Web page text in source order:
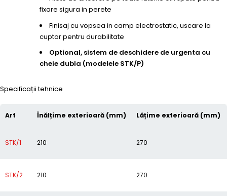
fixare sigura in perete
Finisaj cu vopsea in camp electrostatic, uscare la
cuptor pentru durabilitate
Optional, sistem de deschidere de urgenta cu
cheie dubla (modelele STK/P)
Specificații tehnice
Art Înălțime exterioară (mm) Lățime exterioară (mm)
STK/1 210 270
STK/2 210 270